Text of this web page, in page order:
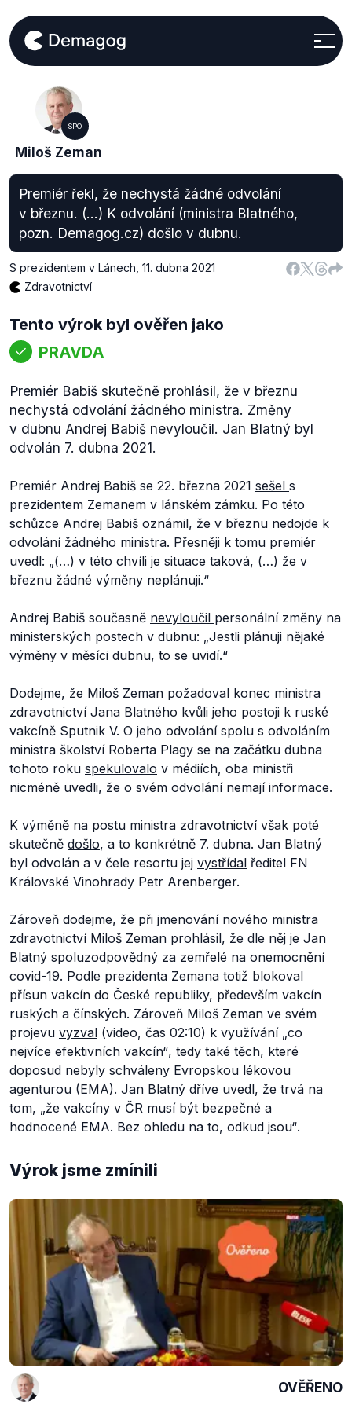
SPO
Miloš Zeman
Premiér řekl, že nechystá žádné odvolání
v březnu. (...) K odvolání (ministra Blatného,
pozn. Demagog.cz) došlo v dubnu.
S prezidentem v Lánech 11. dubna 2021
Zdravotnictví
Tento výrok byl ověřen jako
PRAVDA
Premiér Babiš skutečně prohlásil, že v březnu
nechystá odvolání žádného ministra. Změny
v dubnu Andrej Babiš nevyloučil. Jan Blatný byl
odvolán 7. dubna 2021.
Premiér Andrej Babiš se 22. března 2021 sešel s
prezidentem Zemanem v lánském zámku. Po této
schůzce Andrej Babiš oznámil, že v březnu nedojde k
odvolání žádného ministra. Přesněji k tomu premiér
uvedl: „(…) v této chvíli je situace taková, (…) že v
březnu žádné výměny neplánuji.“
Andrej Babiš současně nevyloučil personální změny na
ministerských postech v dubnu: „Jestli plánuji nějaké
výměny v měsíci dubnu, to se uvidí.“
Dodejme, že Miloš Zeman požadoval konec ministra
zdravotnictví Jana Blatného kvůli jeho postoji k ruské
vakcíně Sputnik V. O jeho odvolání spolu s odvoláním
ministra školství Roberta Plagy se na začátku dubna
tohoto roku spekulovalo v médiích, oba ministři
nicméně uvedli, že o svém odvolání nemají informace.
K výměně na postu ministra zdravotnictví však poté
skutečně došlo, a to konkrétně 7. dubna. Jan Blatný
byl odvolán a v čele resortu jej vystřídal ředitel FN
Královské Vinohrady Petr Arenberger.
Zároveň dodejme, že při jmenování nového ministra
zdravotnictví Miloš Zeman prohlásil, že dle něj je Jan
Blatný spoluzodpovědný za zemřelé na onemocnění
covid-19. Podle prezidenta Zemana totiž blokoval
přísun vakcín do České republiky, především vakcín
ruských a čínských. Zároveň Miloš Zeman ve svém
projevu vyzval (video, čas 02:10) k využívání „co
nejvíce efektivních vakcín“, tedy také těch, které
doposud nebyly schváleny Evropskou lékovou
agenturou (EMA). Jan Blatný dříve uvedl, že trvá na
tom, „že vakcíny v ČR musí být bezpečné a
hodnocené EMA. Bez ohledu na to, odkud jsou“.
Výrok jsme zmínili
OVĚŘENO